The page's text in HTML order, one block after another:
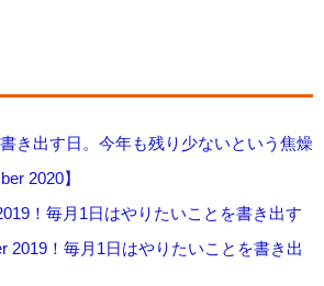
き出す日。今年も残り少ないという焦燥
2020】
！毎月1日はやりたいことを書き出す
2019！毎月1日はやりたいことを書き出